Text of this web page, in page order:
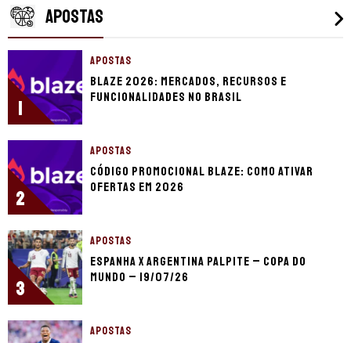
APOSTAS
1
APOSTAS
Blaze 2026: mercados, recursos e
funcionalidades no Brasil
2
APOSTAS
Código promocional Blaze: como ativar
ofertas em 2026
3
APOSTAS
Espanha x Argentina palpite – Copa do
Mundo – 19/07/26
APOSTAS